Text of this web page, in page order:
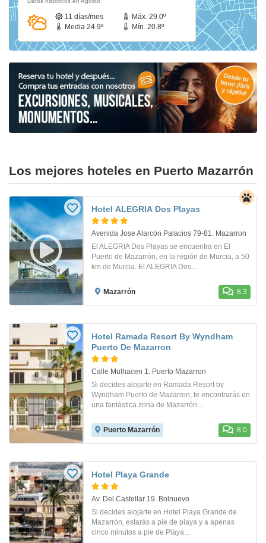
11 días/mes
Máx. 29.0º
Media 24.9º
Mín. 20.8º
Los mejores hoteles en Puerto Mazarrón
Hotel ALEGRIA Dos Playas
Avenida Jose Alarcón Palacios 79-81. Mazarron
El ALEGRIA Dos Playas se encuentra en El
Puerto de Mazarrón, en la región de Murcia, a 50
km de Murcia. El ALEGRIA Dos...
Mazarrón 8.3
Hotel Ramada Resort By Wyndham
Puerto De Mazarron
Calle Mulhacen 1. Puerto Mazarron
Si decides alojarte en Ramada Resort by
Wyndham Puerto de Mazarron, te encontrarás en
una fantástica zona de Mazarrón...
Puerto Mazarrón 8.0
Hotel Playa Grande
Av. Del Castellar 19. Bolnuevo
Si decides alojarte en Hotel Playa Grande de
Mazarrón, estarás a pie de playa y a apenas
cinco minutos a pie de Playa...